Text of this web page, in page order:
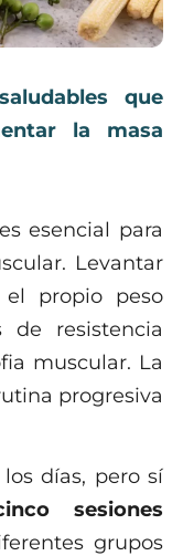
que
la masa
esencial para
Levantar
el propio peso
de resistencia
muscular. La
progresiva
días, pero sí
sesiones
grupos